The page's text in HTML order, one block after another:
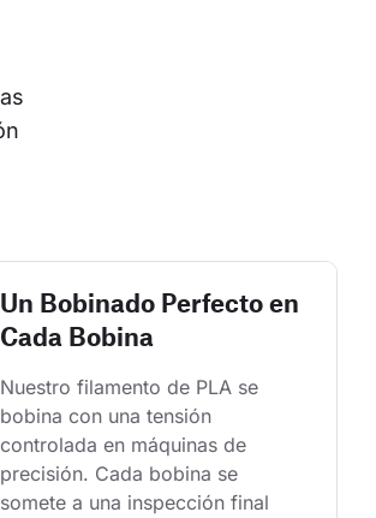
Un Bobinado Perfecto en
Cada Bobina
Nuestro filamento de PLA se
bobina con una tensión
controlada en máquinas de
precisión. Cada bobina se
somete a una inspección final